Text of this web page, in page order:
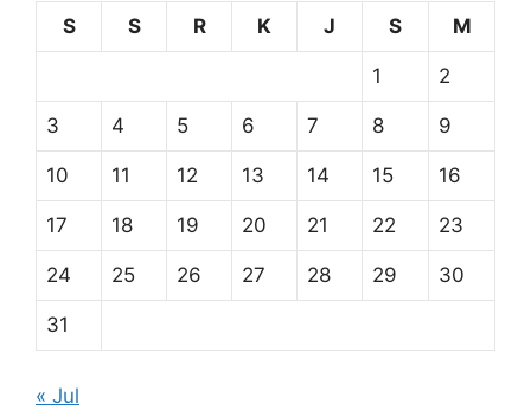
S
S R K J S M
1 2
3 4 5 6 7 8 9
10 11 12 13 14 15 16
17 18 19 20 21 22 23
24 25 26 27 28 29 30
31
« Jul